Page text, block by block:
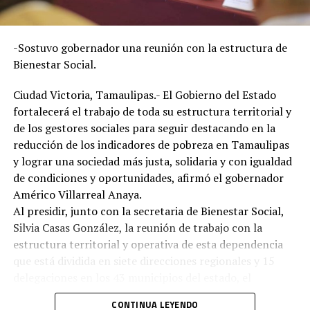
“Este convenio representa un gran avance para nuestra
administración, porque permite que el talento de las y
bienestar para Tampico y fortalezcan el desarrollo de
nuestra ciudad», expresó.
La presidenta municipal, acompañada por el director
general de la Autoridad del Centro Histórico, David
Granados Ramírez; y el director de Atención a la
Juventud, Luis Peraza Lacorte, explicó que TampIA
ofrecerá a visitantes y turistas una nueva forma de
descubrir la historia, el patrimonio, la gastronomía y los
principales sitios de interés de Tampico mediante
herramientas digitales innovadoras, contribuyendo a
Asimismo, destacó que la aplicación incorporará
-Sostuvo gobernador una reunión con la estructura de
Bienestar Social.
Ciudad Victoria, Tamaulipas.- El Gobierno del Estado
fortalecerá el trabajo de toda su estructura territorial y
de los gestores sociales para seguir destacando en la
reducción de los indicadores de pobreza en Tamaulipas
y lograr una sociedad más justa, solidaria y con igualdad
de condiciones y oportunidades, afirmó el gobernador
Américo Villarreal Anaya.
Al presidir, junto con la secretaria de Bienestar Social,
Silvia Casas González, la reunión de trabajo con la
estructura territorial y operativa de esta dependencia
que está dividida en siete direcciones regionales y 15
gobernador reiteró que el principal objetivo de este
CONTINUA LEYENDO